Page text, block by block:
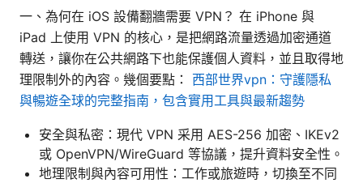
一、為何在 iOS 設備翻牆需要 VPN？ 在 iPhone 與
iPad 上使用 VPN 的核心，是把網路流量透過加密通道
轉送，讓你在公共網路下也能保護個人資料，並且取得地
理限制外的內容。幾個要點： 西部世界vpn：守護隱私
與暢遊全球的完整指南，包含實用工具與最新趨勢
安全與私密：現代 VPN 采用 AES-256 加密、IKEv2
或 OpenVPN/WireGuard 等協議，提升資料安全性。
地理限制與內容可用性：工作或旅遊時，切換至不同